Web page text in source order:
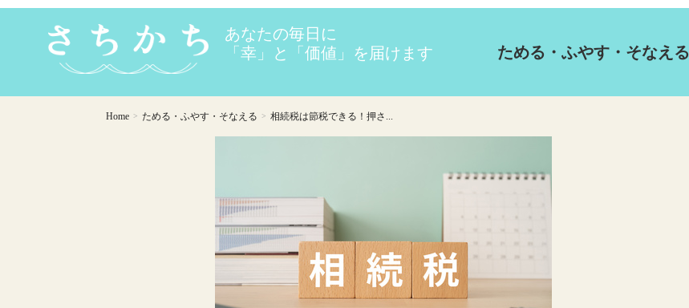
ためる・ふやす・そなえる
Home > ためる・ふやす・そなえる > 相続税は節税できる！押さ...